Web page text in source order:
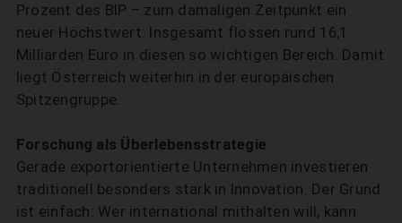
Prozent des BIP – zum damaligen Zeitpunkt ein
neuer Höchstwert: Insgesamt flossen rund 16,1
Milliarden Euro in diesen so wichtigen Bereich. Damit
liegt Österreich weiterhin in der europäischen
Spitzengruppe.
Forschung als Überlebensstrategie
Gerade exportorientierte Unternehmen investieren
traditionell besonders stark in Innovation. Der Grund
ist einfach: Wer international mithalten will, kann